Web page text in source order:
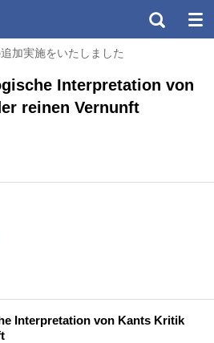
加実施をいたしました
Interpretation von
reinen Vernunft
Interpretation von Kants Kritik